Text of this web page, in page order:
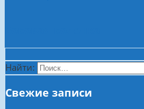
Найти:
Свежие записи